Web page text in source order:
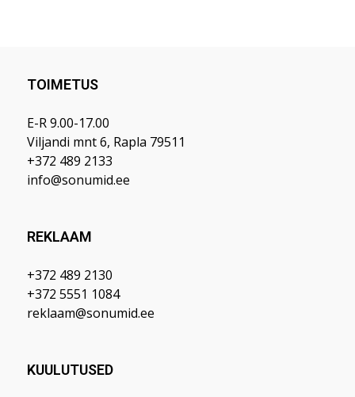
TOIMETUS
E-R 9.00-17.00
Viljandi mnt 6, Rapla 79511
+372 489 2133
info@sonumid.ee
REKLAAM
+372 489 2130
+372 5551 1084
reklaam@sonumid.ee
KUULUTUSED